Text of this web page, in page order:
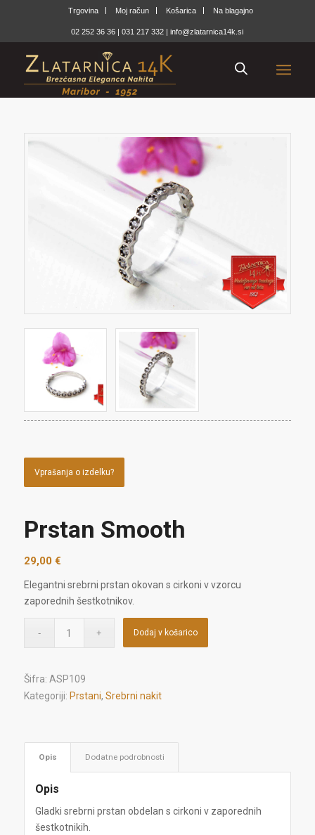
Trgovina Moj račun Košarica Na blagajno
02 252 36 36 |031 217 332 |info@zlatarnica14k.si
Vprašanja o izdelku?
Prstan Smooth
29,00 €
Elegantni srebrni prstan okovan s cirkoni v vzorcu
zaporednih šestkotnikov.
Dodaj v košarico
Šifra: ASP109
Kategoriji: Prstani, Srebrni nakit
Opis Dodatne podrobnosti
Opis
Gladki srebrni prstan obdelan s cirkoni v zaporednih
šestkotnikih.